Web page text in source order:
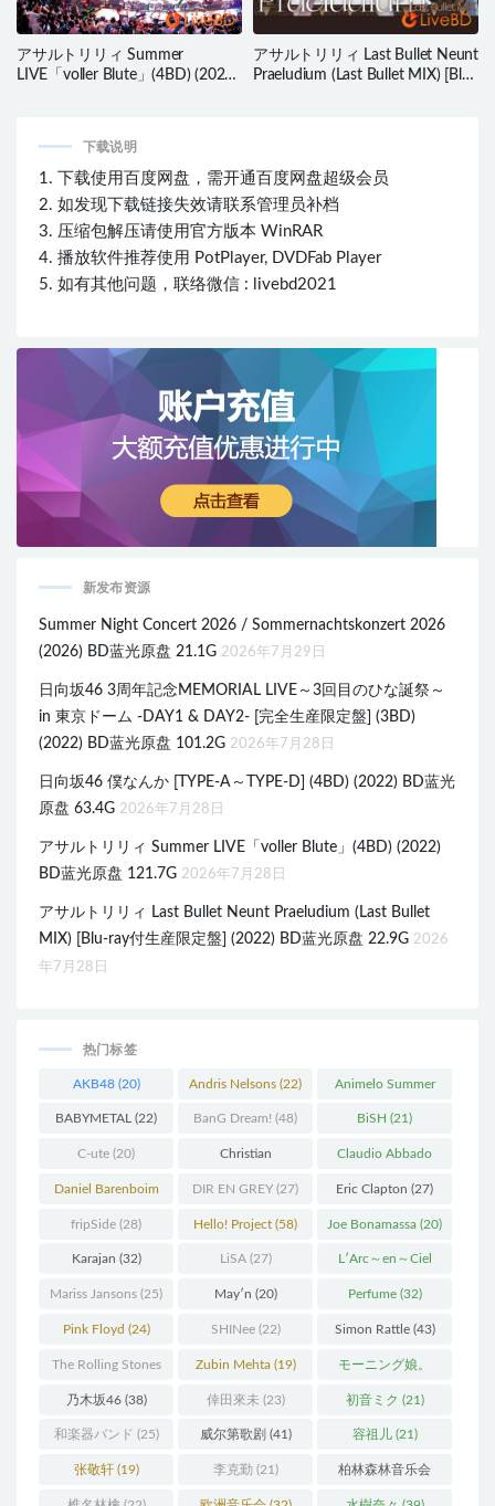
アサルトリリィ Summer
LIVE「voller Blute」(4BD) (2022)
アサルトリリィ Last Bullet Neunt
Praeludium (Last Bullet MIX) [Blu-
下载说明
1. 下载使用百度网盘，需开通百度网盘超级会员
2. 如发现下载链接失效请联系管理员补档
3. 压缩包解压请使用官方版本 WinRAR
4. 播放软件推荐使用 PotPlayer, DVDFab Player
5. 如有其他问题，联络微信 : livebd2021
新发布资源
Summer Night Concert 2026 / Sommernachtskonzert 2026
(2026) BD蓝光原盘 21.1G 2026年7月29日
日向坂46 3周年記念MEMORIAL LIVE～3回目のひな誕祭～
in 東京ドーム -DAY1 & DAY2- [完全生産限定盤] (3BD)
(2022) BD蓝光原盘 101.2G 2026年7月28日
日向坂46 僕なんか [TYPE-A～TYPE-D] (4BD) (2022) BD蓝光
原盘 63.4G 2026年7月28日
アサルトリリィ Summer LIVE「voller Blute」(4BD) (2022)
BD蓝光原盘 121.7G 2026年7月28日
アサルトリリィ Last Bullet Neunt Praeludium (Last Bullet
MIX) [Blu-ray付生産限定盤] (2022) BD蓝光原盘 22.9G 2026
年7月28日
热门标签
AKB48(20) Andris Nelsons (22) Animelo Summer
Live(34)
BABYMETAL (22) BanG Dream! (48) BiSH (21)
C-ute (20) Christian
Thielemann(36)
Claudio Abbado
(25)
Daniel Barenboim
(37)
DIR EN GREY (27) Eric Clapton (27)
fripSide (28) Hello! Project (58) Joe Bonamassa (20)
Karajan (32) LiSA(27) L′Arc～en～Ciel
(41)
Mariss Jansons (25) May′n (20) Perfume(32)
Pink Floyd (24) SHINee(22) Simon Rattle(43)
The Rolling Stones
(30)
Zubin Mehta(19) モーニング娘。
(27)
乃木坂46(38) 倖田來未 (23) 初音ミク (21)
和楽器バンド (25) 威尔第歌剧 (41) 容祖儿(21)
张敬轩(19) 李克勤 (21) 柏林森林音乐会
(22)